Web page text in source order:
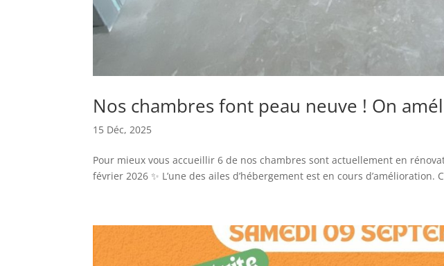
Nos chambres font peau neuve ! On
15 Déc, 2025
Pour mieux vous accueillir 6 de nos chambres sont actuellement en
février 2026 ✨ L’une des ailes d’hébergement est en cours